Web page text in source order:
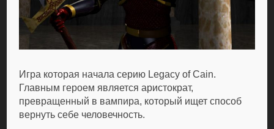
Игра которая начала серию Legacy of Cain.
Главным героем является аристократ,
превращенный в вампира, который ищет способ
вернуть себе человечность.